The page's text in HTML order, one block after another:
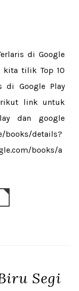
di Google
kita tilik Top 10
di Google Play
link untuk
dan google
books/details?
books/a
Segi